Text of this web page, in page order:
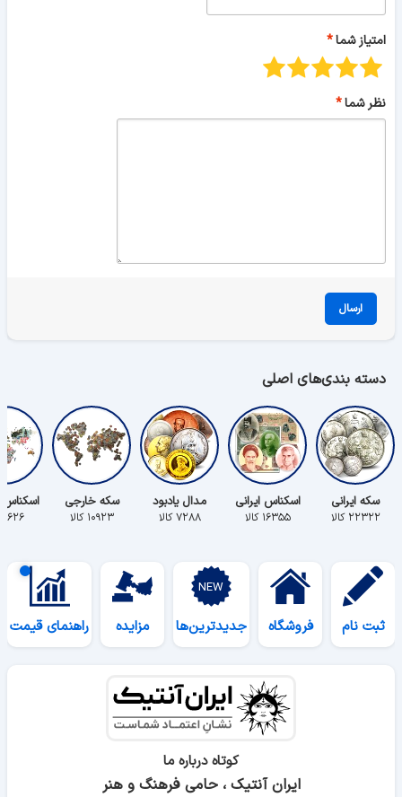
امتیاز شما
نظر شما
ارسال
دسته بندی‌های اصلی
سکه ایرانی
۲۲۳۲۲ کالا
اسکناس ایرانی
۱۶۳۵۵ کالا
مدال یادبود
۷۲۸۸ کالا
سکه خارجی
۱۰۹۲۳ کالا ۵۶۲۶ کالا
ثبت نام فروشگاه جدیدترین‌ها مزایده راهنمای قیمت
کوتاه درباره ما
ایران آنتیک ، حامی فرهنگ و هنر